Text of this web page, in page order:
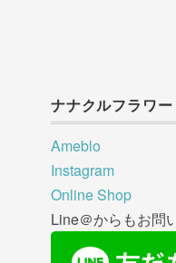
ナナクルフラワー
Ameblo
Instagram
Online Shop
Line＠からもお問